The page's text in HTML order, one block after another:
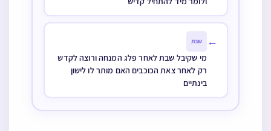
← שבת
מי שקיבל שבת לאחר פלג המנחה ורוצה לקדש
רק לאחר צאת הכוכבים האם מותר לו לישון
בינתיים